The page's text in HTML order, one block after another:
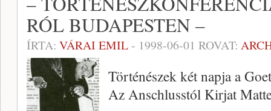
RÓL BUDAPESTEN –
ÍRTA: VÁRAI EMIL- 1998-06-01 ROVAT:
Történészek két napja a
Az Anschlusstól Kirjat